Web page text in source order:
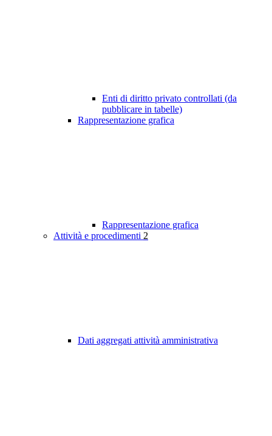
Enti di diritto privato controllati (da
pubblicare in tabelle)
Rappresentazione grafica
Rappresentazione grafica
Attività e procedimenti 2
Dati aggregati attività amministrativa